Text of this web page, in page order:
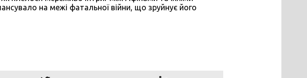
на межі фатальної війни, що зруйнує його